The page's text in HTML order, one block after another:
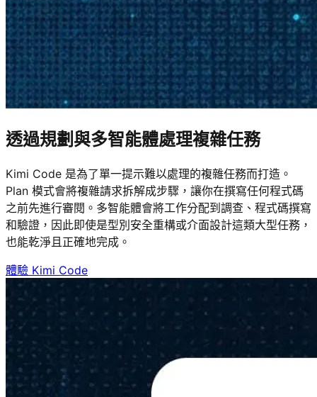
透過規劃與多智能體處理複雜任務
Kimi Code 是為了單一提示難以處理的複雜任務而打造。
Plan 模式會將複雜請求拆解成步驟，讓你在撰寫任何程式碼
之前先進行審閱。多智能體會將工作分配到調查、程式碼撰寫
和驗證，因此即使是型別安全重構或介面設計這類大型任務，
也能乾淨且正確地完成。
體驗 Kimi Code